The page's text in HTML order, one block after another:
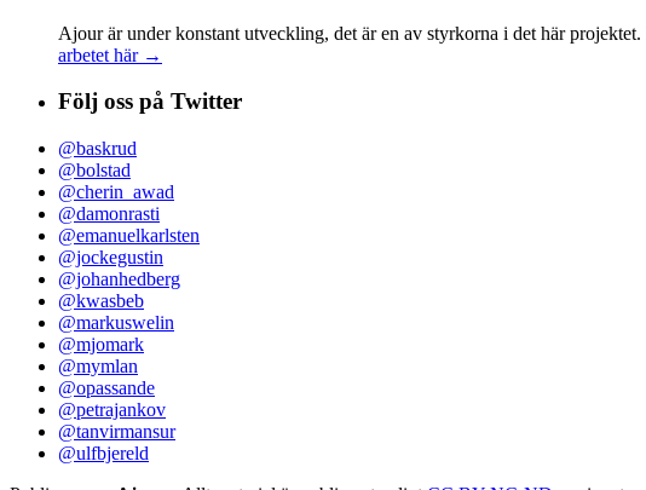
Ajour är under konstant utveckling, det är en av styrkorna i det här
arbetet här →
Följ oss på Twitter
@baskrud
@bolstad
@cherin_awad
@damonrasti
@emanuelkarlsten
@jockegustin
@johanhedberg
@kwasbeb
@markuswelin
@mjomark
@mymlan
@opassande
@petrajankov
@tanvirmansur
@ulfbjereld